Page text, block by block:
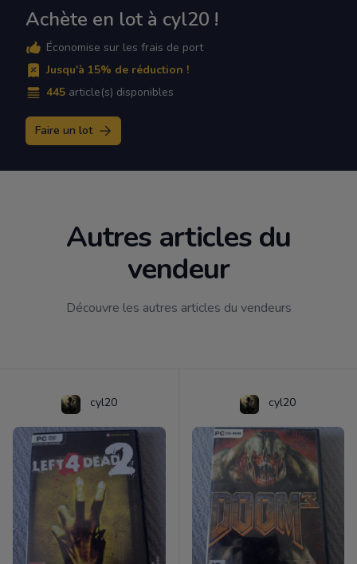
Achète en lot à cyl20 !
Économise sur les frais de port
Jusqu'à 15% de réduction !
445 article(s) disponibles
Faire un lot
Autres articles du
vendeur
Découvre les autres articles du vendeurs
cyl20 cyl20